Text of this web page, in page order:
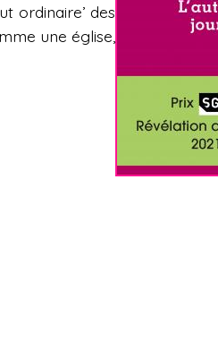
ordinaire’ des
une église,